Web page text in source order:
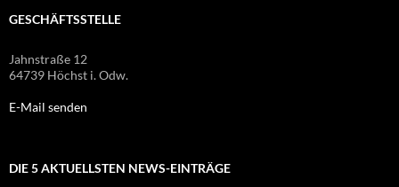
GESCHÄFTSSTELLE
Jahnstraße 12
64739 Höchst i. Odw.
E-Mail senden
DIE 5 AKTUELLSTEN NEWS-EINTRÄGE